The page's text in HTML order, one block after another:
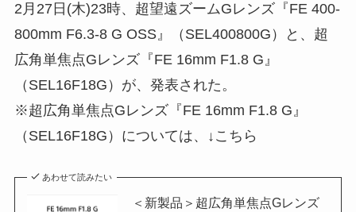
2月27日(木)23時、超望遠ズームGレンズ『FE 400-
800mm F6.3-8 G OSS』（SEL400800G）と、超
広角単焦点Gレンズ『FE 16mm F1.8 G』
（SEL16F18G）が、発表された。
※超広角単焦点Gレンズ『FE 16mm F1.8 G』
（SEL16F18G）については、↓こちら
あわせて読みたい
＜新製品＞超広角単焦点Gレンズ